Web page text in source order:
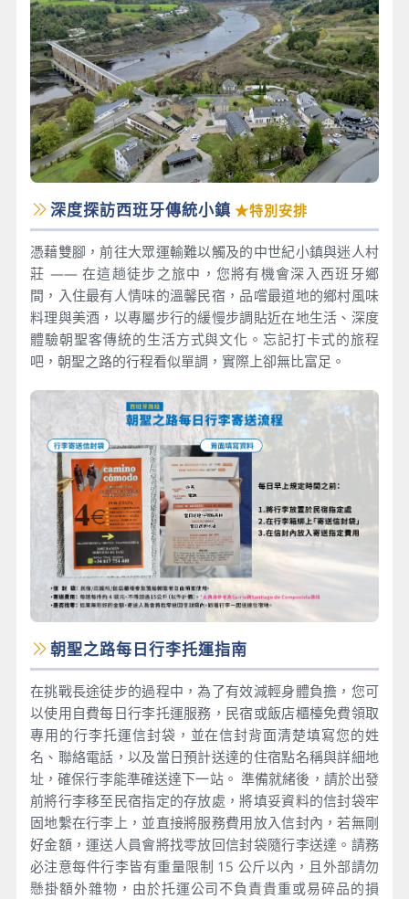
深度探訪西班牙傳統小鎮 ★特別安排
憑藉雙腳，前往大眾運輸難以觸及的中世紀小鎮與迷人村
莊 —— 在這趟徒步之旅中，您將有機會深入西班牙鄉
間，入住最有人情味的溫馨民宿，品嚐最道地的鄉村風味
料理與美酒，以專屬步行的緩慢步調貼近在地生活、深度
體驗朝聖客傳統的生活方式與文化。忘記打卡式的旅程
吧，朝聖之路的行程看似單調，實際上卻無比富足。
朝聖之路每日行李托運指南
在挑戰長途徒步的過程中，為了有效減輕身體負擔，您可
以使用自費每日行李托運服務，民宿或飯店櫃檯免費領取
專用的行李托運信封袋，並在信封背面清楚填寫您的姓
名、聯絡電話，以及當日預計送達的住宿點名稱與詳細地
址，確保行李能準確送達下一站。 準備就緒後，請於出發
前將行李移至民宿指定的存放處，將填妥資料的信封袋牢
固地繫在行李上，並直接將服務費用放入信封內，若無剛
好金額，運送人員會將找零放回信封袋隨行李送達。請務
必注意每件行李皆有重量限制 15 公斤以內，且外部請勿
懸掛額外雜物，由於托運公司不負責貴重或易碎品的損